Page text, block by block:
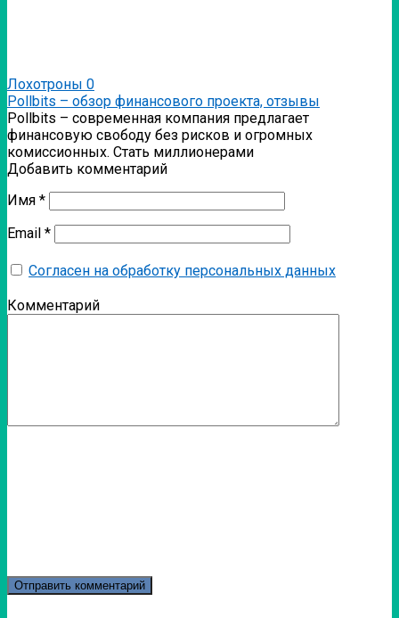
Лохотроны 0
Pollbits – обзор финансового проекта, отзывы
Pollbits – современная компания предлагает
финансовую свободу без рисков и огромных
комиссионных. Стать миллионерами
Добавить комментарий
Имя *
Email *
Согласен на обработку персональных данных
Комментарий